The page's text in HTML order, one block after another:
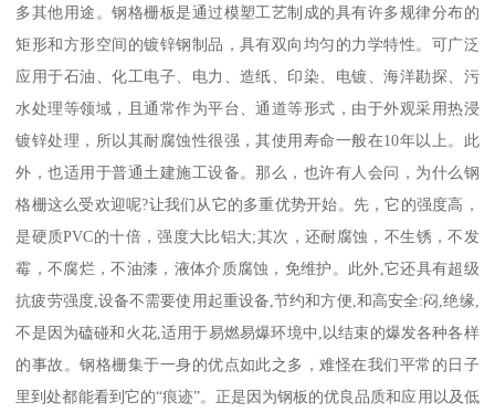
多其他用途。钢格栅板是通过模塑工艺制成的具有许多规律分布的
矩形和方形空间的镀锌钢制品，具有双向均匀的力学特性。可广泛
应用于石油、化工电子、电力、造纸、印染、电镀、海洋勘探、污
水处理等领域，且通常作为平台、通道等形式，由于外观采用热浸
镀锌处理，所以其耐腐蚀性很强，其使用寿命一般在10年以上。此
外，也适用于普通土建施工设备。那么，也许有人会问，为什么钢
格栅这么受欢迎呢?让我们从它的多重优势开始。先，它的强度高，
是硬质PVC的十倍，强度大比铝大;其次，还耐腐蚀，不生锈，不发
霉，不腐烂，不油漆，液体介质腐蚀，免维护。此外,它还具有超级
抗疲劳强度,设备不需要使用起重设备,节约和方便,和高安全:闷,绝缘,
不是因为磕碰和火花,适用于易燃易爆环境中,以结束的爆发各种各样
的事故。钢格栅集于一身的优点如此之多，难怪在我们平常的日子
里到处都能看到它的“痕迹”。正是因为钢板的优良品质和应用以及低